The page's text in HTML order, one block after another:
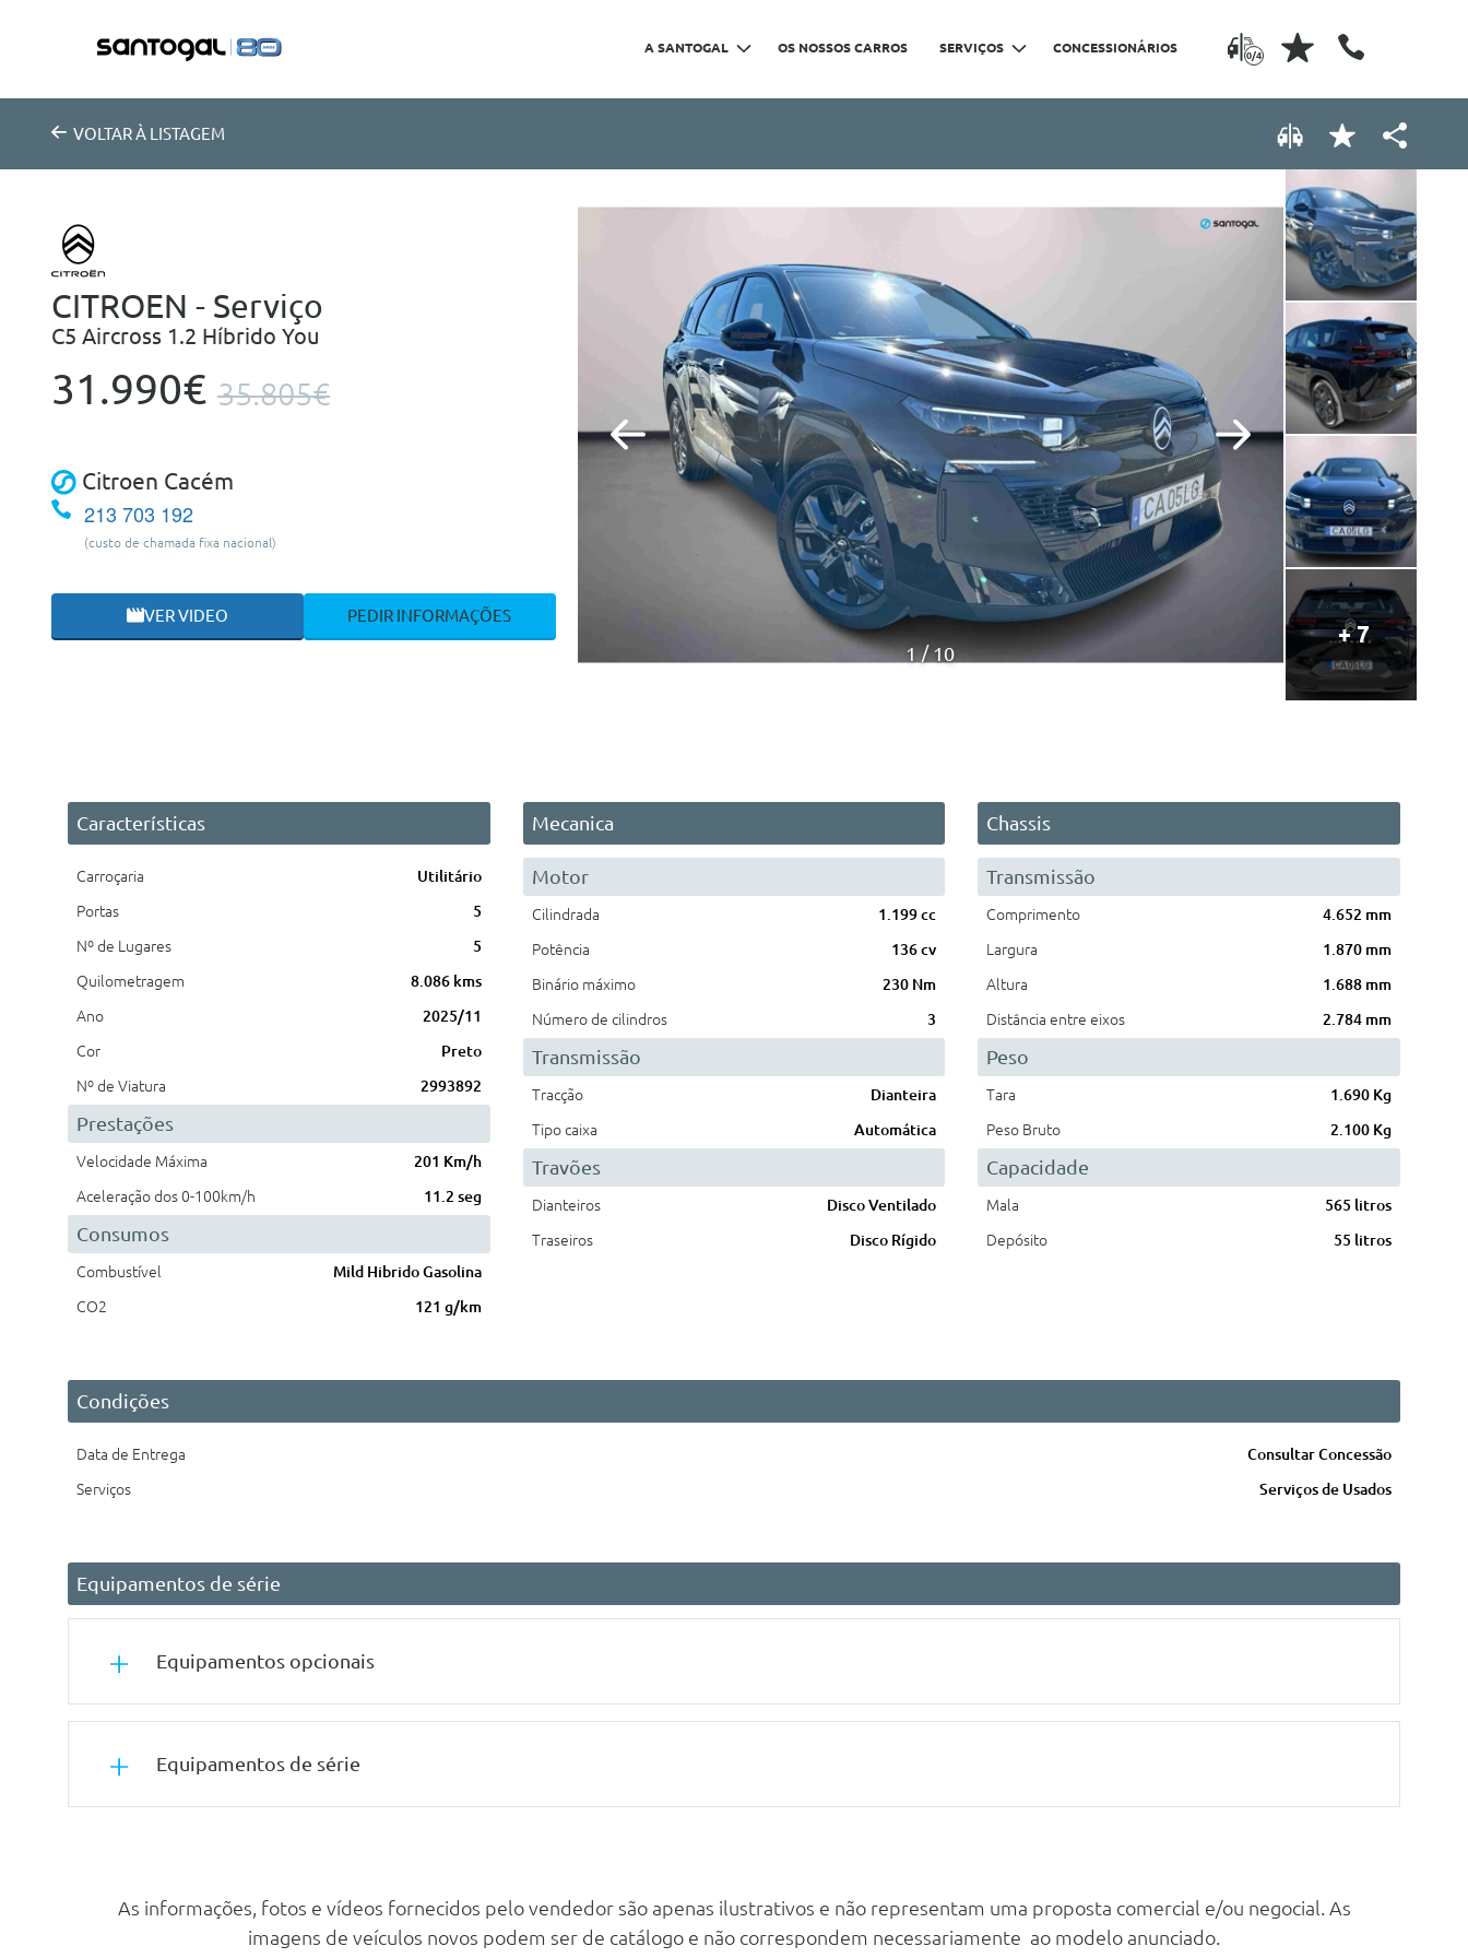
0/4
A SANTOGAL OS NOSSOS CARROS SERVIÇOS CONCESSIONÁRIOS
VOLTARÀ LISTAGEM
1 10
+ 7
CITROEN - Serviço
C5 Aircross 1.2 Híbrido You
31.990€ 35.805€
Citroen Cacém
213 703 192
(custo de chamada fixa nacional)
VER VIDEO PEDIR INFORMAÇÕES
Características
Carroçaria
Utilitário
Portas
5
Nº de Lugares
5
Quilometragem
8.086 kms
Ano
2025/11
Cor
Preto
Nº de Viatura
2993892
Prestações
Velocidade Máxima
201 Km/h
Aceleração dos 0-100km/h
11.2 seg
Consumos
Combustível
Mild Hibrido Gasolina
CO2
121 g/km
Mecanica
Motor
Cilindrada
1.199 cc
Potência
136 cv
Binário máximo
230 Nm
Número de cilindros
3
Transmissão
Tracção
Dianteira
Tipo caixa
Automática
Travões
Dianteiros
Disco Ventilado
Traseiros
Disco Rígido
Chassis
Transmissão
Comprimento
4.652 mm
Largura
1.870 mm
Altura
1.688 mm
Distância entre eixos
2.784 mm
Peso
Tara
1.690 Kg
Peso Bruto
2.100 Kg
Capacidade
Mala
565 litros
Depósito
55 litros
Condições
Data de Entrega
Consultar Concessão
Serviços
Serviços de Usados
Equipamentos de série
Equipamentos opcionais
Pintura Metalizada - Preto Perla Nera
Pintura Metalizada
Equipamentos de série
Sensor De Modos De Conducao
Segurança Activa
As informações, fotos e vídeos fornecidos pelo vendedor são apenas ilustrativos e não representam uma proposta comercial e/ou negocial. As
imagens de veículos novos podem ser de catálogo e não correspondem necessariamente ao modelo anunciado.